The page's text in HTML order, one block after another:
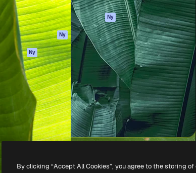
AI-röstgenerator
Stock-innehåll
MCP för
Claude/ChatGPT
Ny
Agenter Ny
Mobilapp
Alla Magnific-
Integritetspolicy
Original Ny
Cookies policy
Förtroendecenter
Affiliates
Företag
Söktrender
Blogg
Händelser
Slidesgo
Sälj
Pressrum
Söker efter
magnific.ai
Alla rättigheter reserverade
By clicking “Accept All Cookies”, you agree to the storing